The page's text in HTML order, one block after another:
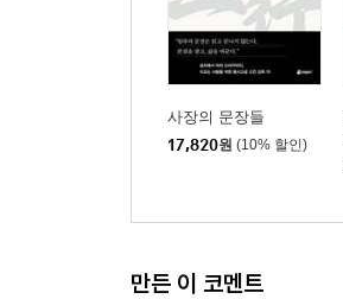
: 버티기보다는 선잠이 중
: 현대인에게 수면 장애가
: 두뇌가 노화하면 감정이
Chapter 5 나이를 먹어도
: TV 시청이나 독서를 통
사장의 문장들
17,820원 (10% 할인)
만든 이 코멘트